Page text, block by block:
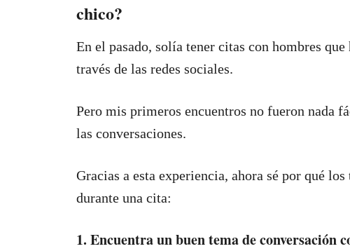
chico?
En el pasado, solía tener citas con hombres
través de las redes sociales.
Pero mis primeros encuentros no fueron nada
las conversaciones.
Gracias a esta experiencia, ahora sé por qué
durante una cita:
1. Encuentra un buen tema de conversación